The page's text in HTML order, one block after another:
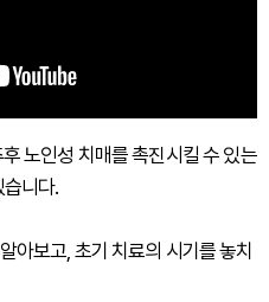
노인성 치매를 촉진시킬 수 있는
니다.
아보고, 초기 치료의 시기를 놓치